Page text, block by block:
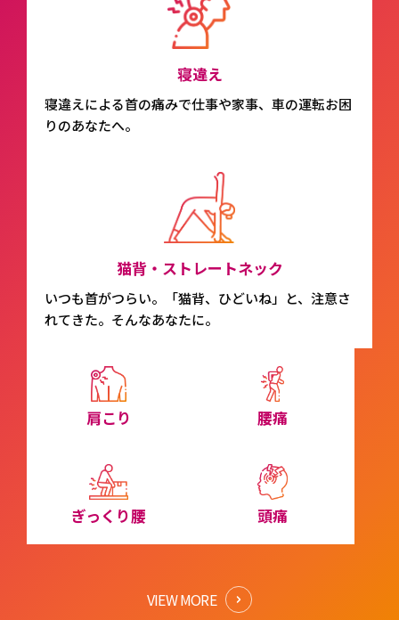
寝違え
寝違えによる首の痛みで仕事や家事、車の運転お困
りのあなたへ。
猫背・ストレートネック
いつも首がつらい。「猫背、ひどいね」と、注意さ
れてきた。そんなあなたに。
肩こり 腰痛
ぎっくり腰 頭痛
VIEW MORE